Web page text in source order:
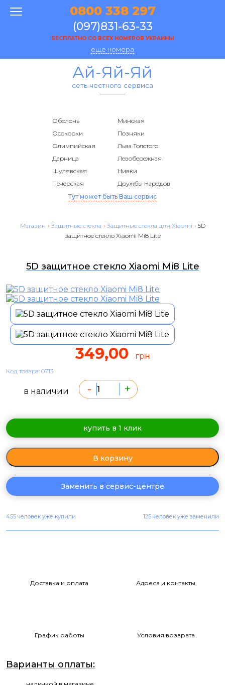
0800 338 297
(097)831-63-33
БЕСПЛАТНО СО ВСЕХ НОМЕРОВ УКРАИНЫ
еще номера
Ай-Яй-Яй
сеть честного сервиса
Оболонь
Минская
Осокорки
Позняки
Олимпийская
Льва Толстого
Дарница
Левобережная
Шулявская
Нивки
Печерская
Дружбы Народов
Тут может быть Ваш сервис
Магазин › Защитные стекла › Защитные стекла для Xiaomi › 5D
защитное стекло Xiaomi Mi8 Lite
5D защитное стекло Xiaomi Mi8 Lite
349,00 грн
Код товара: 0713
в наличии - +
купить в 1 клик
В корзину
Заменить в сервис-центре
455 человек уже купили 125 человек уже заменили
Доставка и оплата Адреса и контакты
График работы Условия возврата
Варианты оплаты: